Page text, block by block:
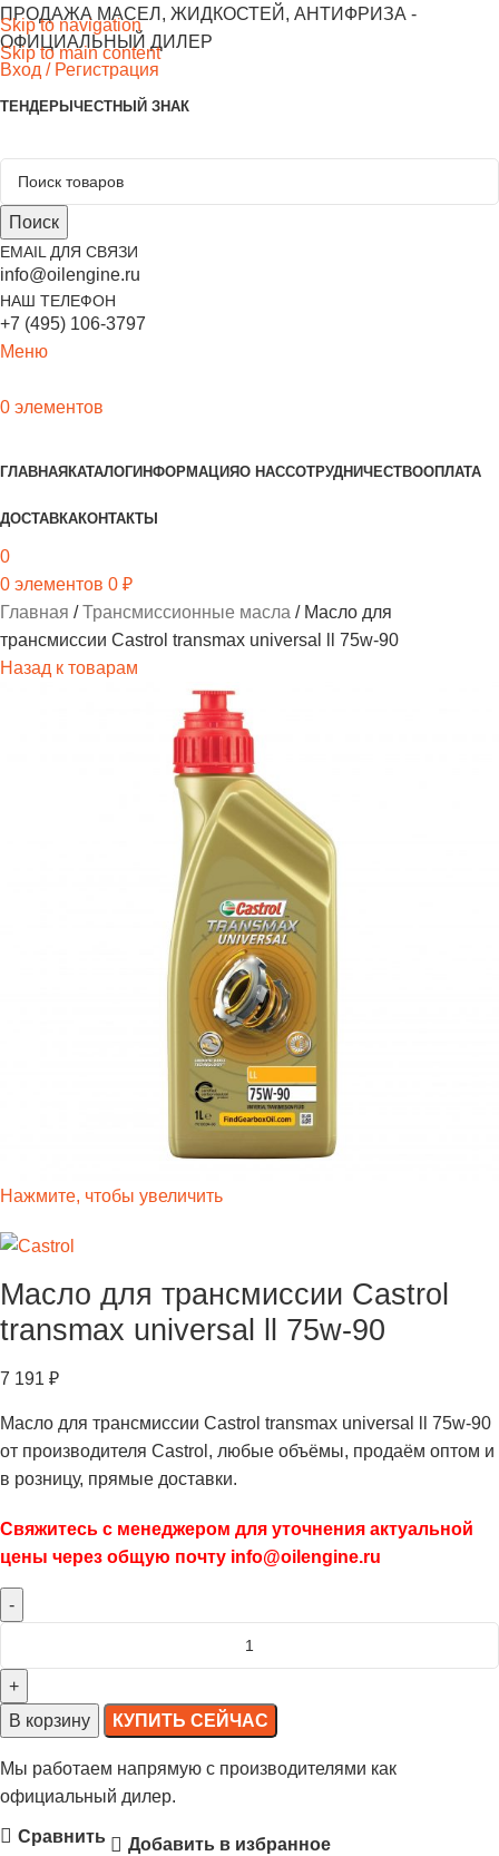
Skip to navigation
Skip to main content
ПРОДАЖА МАСЕЛ, ЖИДКОСТЕЙ, АНТИФРИЗА -
ОФИЦИАЛЬНЫЙ ДИЛЕР
Вход / Регистрация
ТЕНДЕРЫ ЧЕСТНЫЙ ЗНАК
Поиск
EMAIL ДЛЯ СВЯЗИ
info@oilengine.ru
НАШ ТЕЛЕФОН
+7 (495) 106-3797
Меню
0 элементов
ГЛАВНАЯ КАТАЛОГИНФОРМАЦИЯО НАССОТРУДНИЧЕСТВООПЛАТА
ДОСТАВКАКОНТАКТЫ
0
0 элементов 0 ₽
Главная
Трансмиссионные масла
Масло для
трансмиссии Castrol transmax universal ll 75w-90
Назад к товарам
Нажмите, чтобы увеличить
Масло для трансмиссии Castrol
transmax universal ll 75w-90
7 191 ₽
Масло для трансмиссии Castrol transmax universal ll 75w-90
от производителя Castrol, любые объёмы, продаём оптом и
в розницу, прямые доставки.
Свяжитесь с менеджером для уточнения актуальной
цены через общую почту info@oilengine.ru
В корзину КУПИТЬ СЕЙЧАС
Мы работаем напрямую с производителями как
официальный дилер.
Сравнить Добавить в избранное